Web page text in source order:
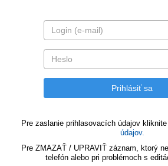
Pre zaslanie prihlasovacích údajov
údajov.
Pre ZMAZAŤ / UPRAVIŤ záznam, ktorý
telefón alebo pri problémoch s